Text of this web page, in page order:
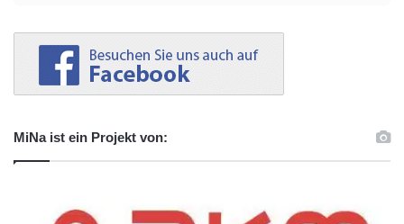
MiNa ist ein Projekt von: